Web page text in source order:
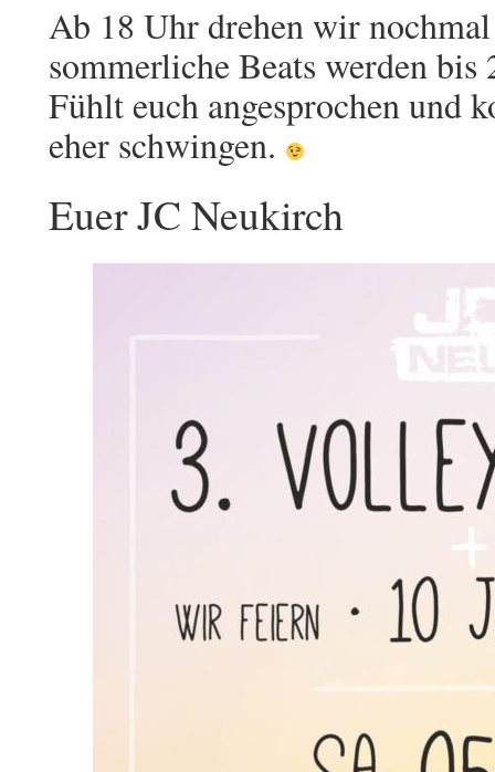
Ab 18 Uhr drehen wir
sommerliche Beats werden
Fühlt euch angesprochen und
eher schwingen.
Euer JC Neukirch